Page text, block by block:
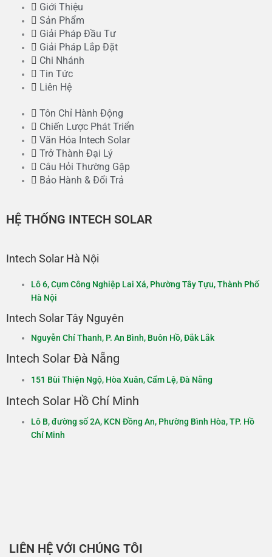
Giới Thiệu
Sản Phẩm
Giải Pháp Đầu Tư
Giải Pháp Lắp Đặt
Chi Nhánh
Tin Tức
Liên Hệ
Tôn Chỉ Hành Động
Chiến Lược Phát Triển
Văn Hóa Intech Solar
Trở Thành Đại Lý
Câu Hỏi Thường Gặp
Bảo Hành & Đổi Trả
HỆ THỐNG INTECH SOLAR
Intech Solar Hà Nội
Lô 6, Cụm Công Nghiệp Lai Xá, Phường Tây Tựu, Thành Phố
Hà Nội​
Intech Solar Tây Nguyên
Nguyễn Chí Thanh, P. An Bình, Buôn Hồ, Đắk Lắk​​
Intech Solar Đà Nẵng
151 Bùi Thiện Ngộ, Hòa Xuân, Cẩm Lệ, Đà Nẵng
Intech Solar Hồ Chí Minh
Lô B, đường số 2A, KCN Đồng An, Phường Bình Hòa, TP. Hồ
Chí Minh
LIÊN HỆ VỚI CHÚNG TÔI